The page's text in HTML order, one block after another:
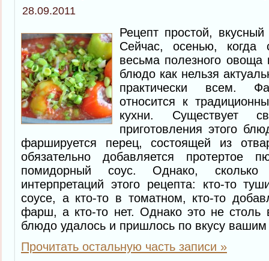
28.09.2011
Рецепт простой,
Сейчас, осенью, когда
весьма полезного
блюдо как нельзя
практически всем.
относится к
кухни. Существует
приготовления этого
фаршируется перец, состоящей из
обязательно добавляется протертое
помидорный соус. Однако,
интерпретаций этого рецепта: кто-то
соусе, а кто-то в томатном, кто-то
фарш, а кто-то нет. Однако это не столь
блюдо удалось и пришлось по вкусу
Прочитать остальную часть записи »